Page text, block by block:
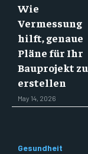
Wie
Vermessung
hilft, genaue
Pläne für Ihr
Bauprojekt zu
erstellen
May 14, 2026
Gesundheit